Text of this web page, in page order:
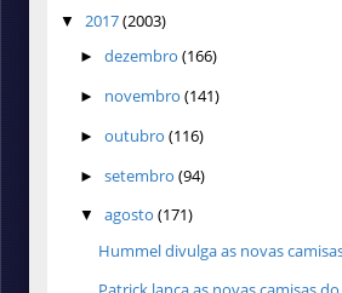
▼ 2017(2003)
► dezembro (166)
► novembro (141)
► outubro (116)
► setembro (94)
▼ agosto (171)
Hummel divulga as novas